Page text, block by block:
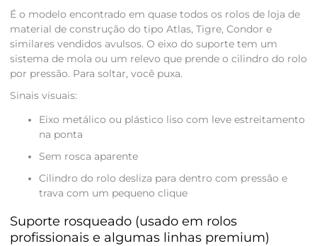
É o modelo encontrado em quase todos os rolos de loja de
material de construção do tipo Atlas, Tigre, Condor e
similares vendidos avulsos. O eixo do suporte tem um
sistema de mola ou um relevo que prende o cilindro do rolo
por pressão. Para soltar, você puxa.
Sinais visuais:
Eixo metálico ou plástico liso com leve estreitamento
na ponta
Sem rosca aparente
Cilindro do rolo desliza para dentro com pressão e
trava com um pequeno clique
Suporte rosqueado (usado em rolos
profissionais e algumas linhas premium)